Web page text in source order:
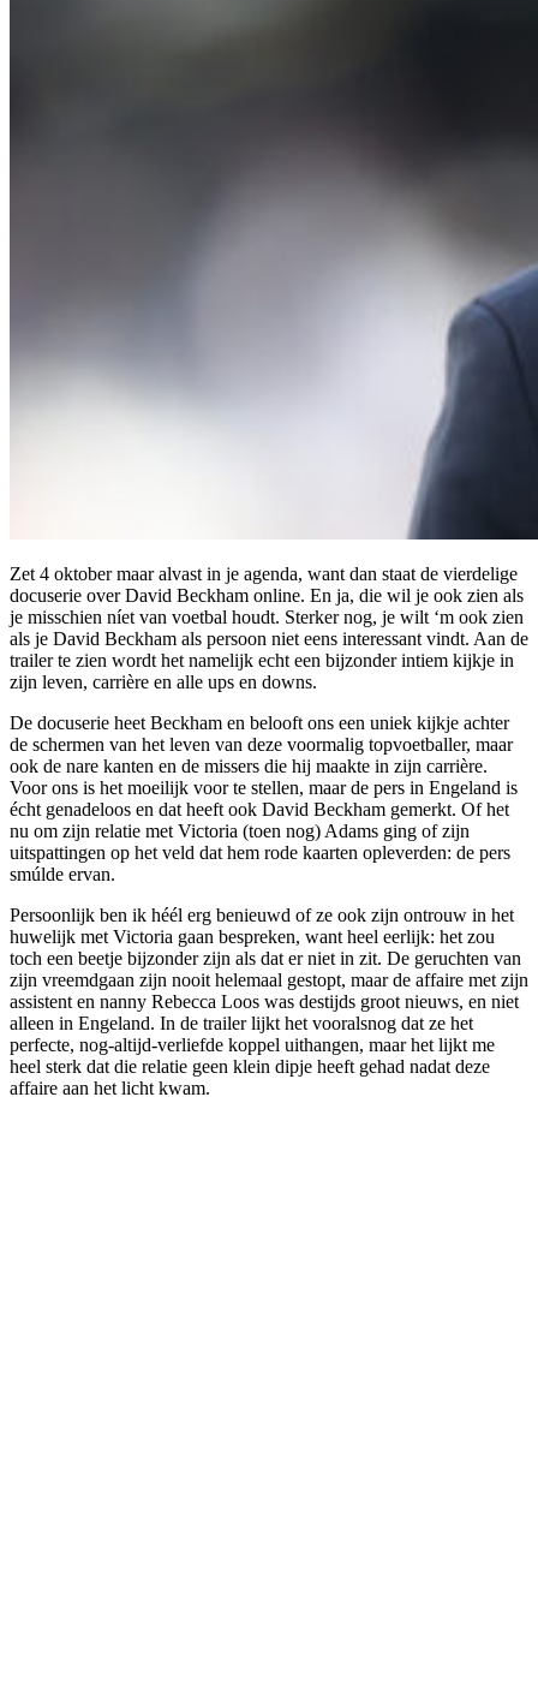
Zet 4 oktober maar alvast in je agenda, want dan staat de vierdelige
docuserie over David Beckham online. En ja, die wil je ook zien als
je misschien níet van voetbal houdt. Sterker nog, je wilt ‘m ook zien
als je David Beckham als persoon niet eens interessant vindt. Aan de
trailer te zien wordt het namelijk echt een bijzonder intiem kijkje in
zijn leven, carrière en alle ups en downs.
De docuserie heet Beckham en belooft ons een uniek kijkje achter
de schermen van het leven van deze voormalig topvoetballer, maar
ook de nare kanten en de missers die hij maakte in zijn carrière.
Voor ons is het moeilijk voor te stellen, maar de pers in Engeland is
écht genadeloos en dat heeft ook David Beckham gemerkt. Of het
nu om zijn relatie met Victoria (toen nog) Adams ging of zijn
uitspattingen op het veld dat hem rode kaarten opleverden: de pers
smúlde ervan.
Persoonlijk ben ik héél erg benieuwd of ze ook zijn ontrouw in het
huwelijk met Victoria gaan bespreken, want heel eerlijk: het zou
toch een beetje bijzonder zijn als dat er niet in zit. De geruchten van
zijn vreemdgaan zijn nooit helemaal gestopt, maar de affaire met zijn
assistent en nanny Rebecca Loos was destijds groot nieuws, en niet
alleen in Engeland. In de trailer lijkt het vooralsnog dat ze het
perfecte, nog-altijd-verliefde koppel uithangen, maar het lijkt me
heel sterk dat die relatie geen klein dipje heeft gehad nadat deze
affaire aan het licht kwam.